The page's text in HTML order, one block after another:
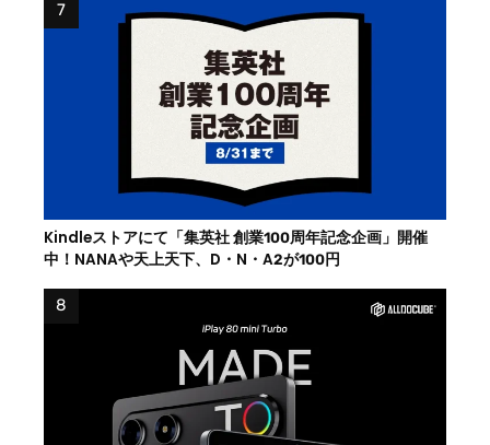
Kindleストアにて「集英社 創業100周年記念企画」開催
中！NANAや天上天下、D・N・A2が100円